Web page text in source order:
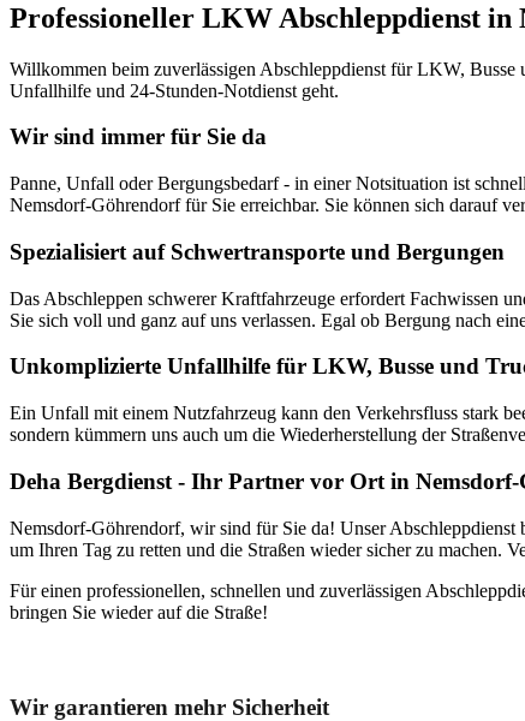
Professioneller LKW Abschleppdienst
Willkommen beim zuverlässigen Abschleppdienst für LKW,
Unfallhilfe und 24-Stunden-Notdienst geht.
Wir sind immer für Sie da
Panne, Unfall oder Bergungsbedarf - in einer Notsituation ist
Nemsdorf-Göhrendorf für Sie erreichbar. Sie können sich darauf
Spezialisiert auf Schwertransporte und Bergungen
Das Abschleppen schwerer Kraftfahrzeuge erfordert Fachwissen
Sie sich voll und ganz auf uns verlassen. Egal ob Bergung nach
Unkomplizierte Unfallhilfe für LKW, Busse und
Ein Unfall mit einem Nutzfahrzeug kann den Verkehrsfluss stark
sondern kümmern uns auch um die Wiederherstellung der
Deha Bergdienst - Ihr Partner vor Ort in
Nemsdorf-Göhrendorf, wir sind für Sie da! Unser
um Ihren Tag zu retten und die Straßen wieder sicher zu machen.
Für einen professionellen, schnellen und zuverlässigen
bringen Sie wieder auf die Straße!
Wir garantieren mehr Sicherheit